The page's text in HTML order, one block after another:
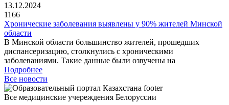
13.12.2024
1166
Хронические заболевания выявлены у 90% жителей Минской
области
В Минской области большинство жителей, прошедших
диспансеризацию, столкнулись с хроническими
заболеваниями. Такие данные были озвучены на
Подробнее
Все новости
Все медицинские учереждения Белоруссии